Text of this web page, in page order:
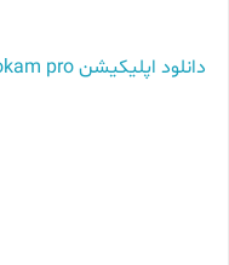
دانلود اپلیکیشن okam pro از کافه بازار